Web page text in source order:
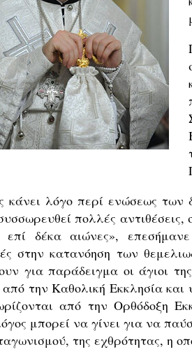
κάνει λόγο περί ενώσεως των
πολλές
επί δέκα αιώνες»,
στην κατανόηση των
για παράδειγμα οι άγιοι
από την Καθολική Εκκλησία και
από την Ορθόδοξη
μπορεί να γίνει για να
της εχθρότητας, η